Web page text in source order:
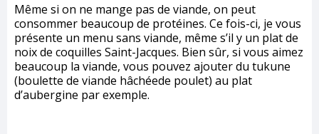
Même si on ne mange pas de viande, on peut
consommer beaucoup de protéines. Ce fois-ci, je vous
présente un menu sans viande, même s’il y un plat de
noix de coquilles Saint-Jacques. Bien sûr, si vous aimez
beaucoup la viande, vous pouvez ajouter du tukune
(boulette de viande hâchéede poulet) au plat
d’aubergine par exemple.